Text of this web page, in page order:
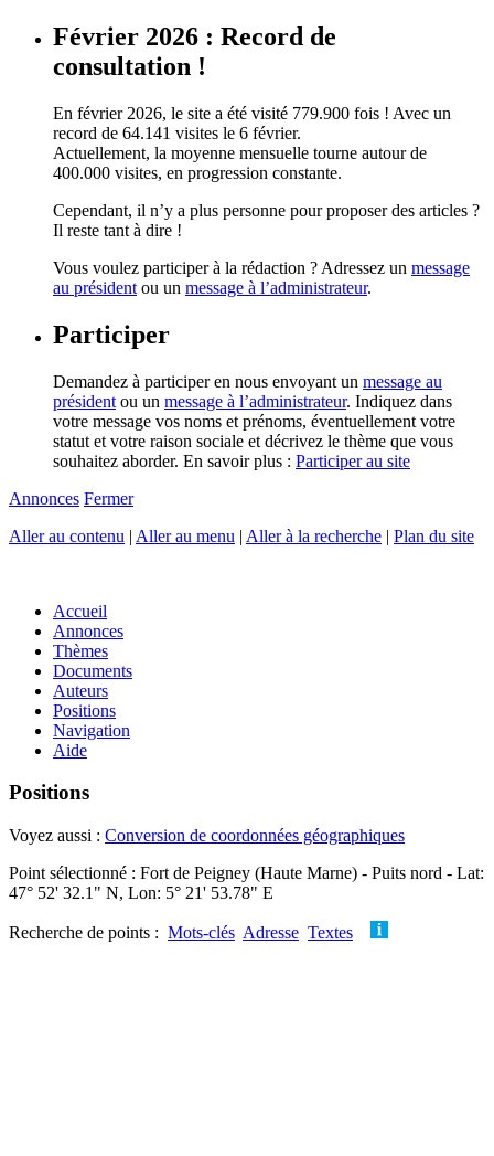
Février 2026 : Record de
consultation !
En février 2026, le site a été visité 779.900 fois ! Avec un
record de 64.141 visites le 6 février.
Actuellement, la moyenne mensuelle tourne autour de
400.000 visites, en progression constante.
Cependant, il n’y a plus personne pour proposer des articles ?
Il reste tant à dire !
Vous voulez participer à la rédaction ? Adressez un message
au président ou un message à l’administrateur.
Participer
Demandez à participer en nous envoyant un message au
président ou un message à l’administrateur. Indiquez dans
votre message vos noms et prénoms, éventuellement votre
statut et votre raison sociale et décrivez le thème que vous
souhaitez aborder. En savoir plus : Participer au site
Annonces Fermer
Aller au contenu | Aller au menu | Aller à la recherche | Plan du site
Accueil
Annonces
Thèmes
Documents
Auteurs
Positions
Navigation
Aide
Positions
Voyez aussi : Conversion de coordonnées géographiques
Point sélectionné : Fort de Peigney (Haute Marne) - Puits nord - Lat:
47° 52' 32.1" N, Lon: 5° 21' 53.78" E
Recherche de points : Mots-clés Adresse Textes